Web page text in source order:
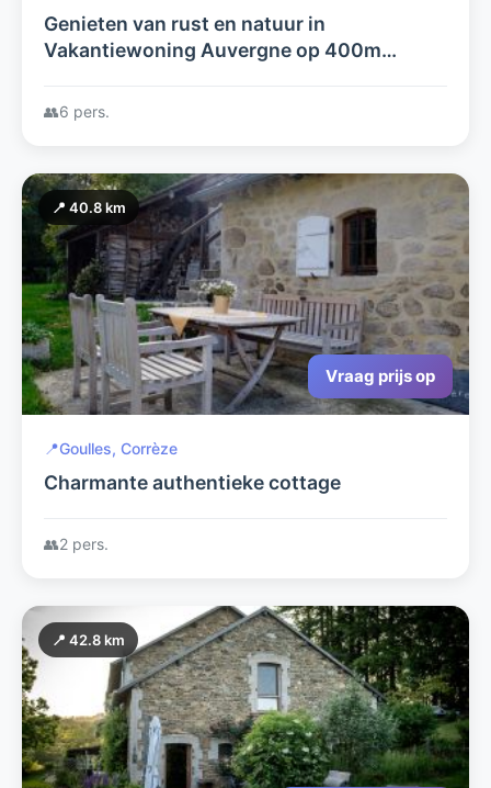
Genieten van rust en natuur in
Vakantiewoning Auvergne op 400m
👥6 pers.
📍 40.8 km
Vraag prijs op
📍Goulles, Corrèze
Charmante authentieke cottage
👥2 pers.
📍 42.8 km